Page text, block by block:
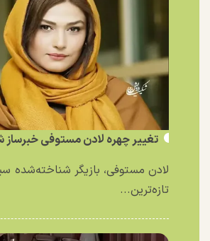
تغییر چهره لادن مستوفی خبرساز
لادن مستوفی، بازیگر شناخته‌شده
تازه‌ترین...